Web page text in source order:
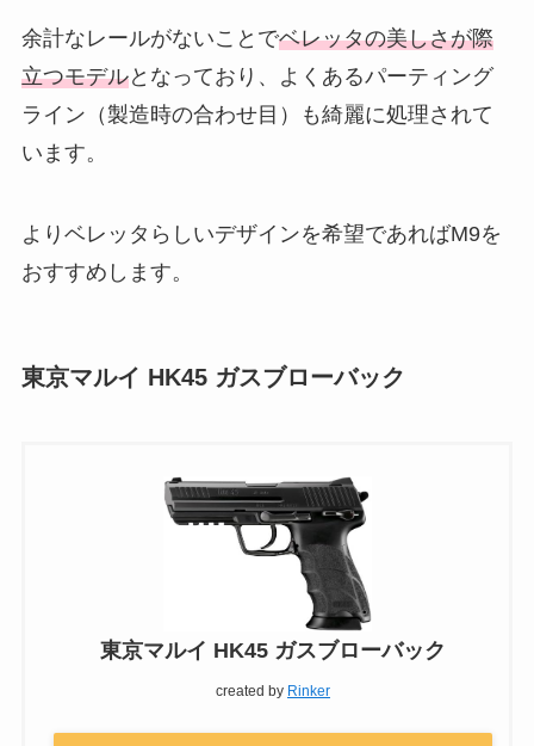
余計なレールがないことでベレッタの美しさが際
立つモデルとなっており、よくあるパーティング
ライン（製造時の合わせ目）も綺麗に処理されて
います。
よりベレッタらしいデザインを希望であればM9を
おすすめします。
東京マルイ HK45 ガスブローバック
東京マルイ HK45 ガスブローバック
created by Rinker